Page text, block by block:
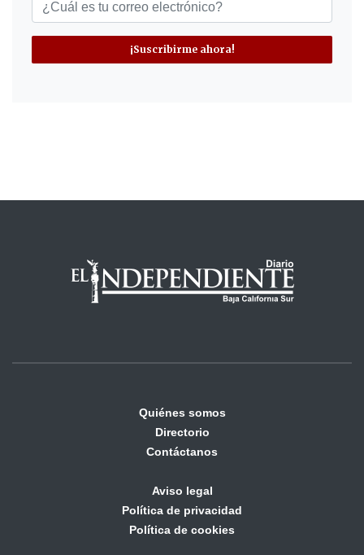
¡Suscribirme ahora!
Quiénes somos
Directorio
Contáctanos
Aviso legal
Política de privacidad
Política de cookies